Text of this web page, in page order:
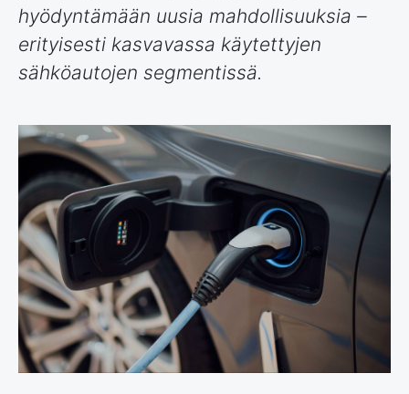
hyödyntämään uusia mahdollisuuksia –
erityisesti kasvavassa käytettyjen
sähköautojen segmentissä.